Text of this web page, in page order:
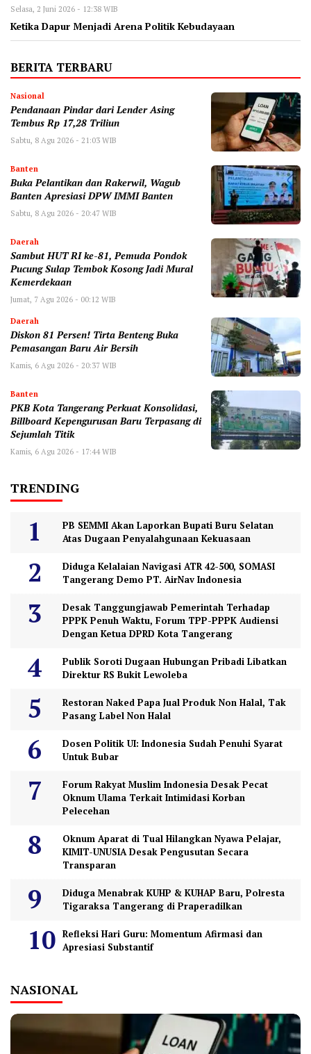
Selasa, 2 Juni 2026 - 12:38 WIB
Ketika Dapur Menjadi Arena Politik Kebudayaan
BERITA TERBARU
Nasional
Pendanaan Pindar dari Lender Asing
Tembus Rp 17,28 Triliun
Sabtu, 8 Agu 2026 - 21:03 WIB
Banten
Buka Pelantikan dan Rakerwil, Wagub
Banten Apresiasi DPW IMMI Banten
Sabtu, 8 Agu 2026 - 20:47 WIB
Daerah
Sambut HUT RI ke-81, Pemuda Pondok
Pucung Sulap Tembok Kosong Jadi Mural
Kemerdekaan
Jumat, 7 Agu 2026 - 00:12 WIB
Daerah
Diskon 81 Persen! Tirta Benteng Buka
Pemasangan Baru Air Bersih
Kamis, 6 Agu 2026 - 20:37 WIB
Banten
‎PKB Kota Tangerang Perkuat Konsolidasi,
Billboard Kepengurusan Baru Terpasang di
Sejumlah Titik ‎
Kamis, 6 Agu 2026 - 17:44 WIB
TRENDING
PB SEMMI Akan Laporkan Bupati Buru Selatan
Atas Dugaan Penyalahgunaan Kekuasaan
Diduga Kelalaian Navigasi ATR 42-500, SOMASI
Tangerang Demo PT. AirNav Indonesia
Desak Tanggungjawab Pemerintah Terhadap
PPPK Penuh Waktu, Forum TPP-PPPK Audiensi
Dengan Ketua DPRD Kota Tangerang
Publik Soroti Dugaan Hubungan Pribadi Libatkan
Direktur RS Bukit Lewoleba
Restoran Naked Papa Jual Produk Non Halal, Tak
Pasang Label Non Halal
Dosen Politik UI: Indonesia Sudah Penuhi Syarat
Untuk Bubar
Forum Rakyat Muslim Indonesia Desak Pecat
Oknum Ulama Terkait Intimidasi Korban
Pelecehan
Oknum Aparat di Tual Hilangkan Nyawa Pelajar,
KIMIT-UNUSIA Desak Pengusutan Secara
Transparan
Diduga Menabrak KUHP & KUHAP Baru, Polresta
Tigaraksa Tangerang di Praperadilkan
Refleksi Hari Guru: Momentum Afirmasi dan
Apresiasi Substantif
NASIONAL